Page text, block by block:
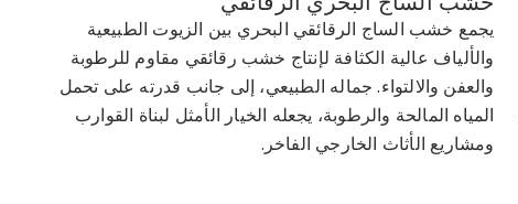
يجمع خشب الساج الرقائقي البحري بين الزيوت الطبيعية
والألياف عالية الكثافة لإنتاج خشب رقائقي مقاوم للرطوبة
والعفن والالتواء. جماله الطبيعي، إلى جانب قدرته على تحمل
المياه المالحة والرطوبة، يجعله الخيار الأمثل لبناة القوارب
ومشاريع الأثاث الخارجي الفاخر.